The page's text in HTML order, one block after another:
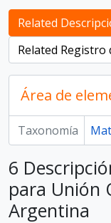
Related
Related Registro
Área de
Taxonomía
6
para Unión
Argentina